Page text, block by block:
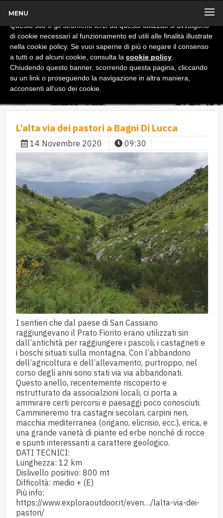
MENU
L’alta via dei pastori a Bagni Di Lucca
14 Novembre 2020 09:30
I sentieri che dal paese di San Cassiano
raggiungevano il Prato Fiorito erano utilizzati sin
dall’antichità per raggiungere i pascoli, i castagneti e
i boschi situati sulla montagna. Con l’abbandono
dell’agricoltura e dell’allevamento, purtroppo, nel
corso degli anni sono stati via via abbandonati.
Questo anello, recentemente riscoperto e
ristrutturato da associalzioni locali, ci porta a
ammirare certi percorsi e paesaggi poco conosciuti.
Cammineremo tra castagni secolari, carpini neri,
macchia mediterranea (origano, elicrisio, ecc.), erica, e
una grande varietà di piante ed erbe nonché di rocce
e spunti interessanti a carattere geologico.
DATI TECNICI:
Lunghezza: 12 km
Dislivello positivo: 800 mt
Difficoltà: medio + (E)
Più info:
https://www.exploraoutdoor.it/even…/lalta-via-dei-
pastori/
x
Informativa
Questo sito o gli strumenti terzi da questo utilizzati si avvalgono
di cookie necessari al funzionamento ed utili alle finalità illustrate
nella cookie policy. Se vuoi saperne di più o negare il consenso
a tutti o ad alcuni cookie, consulta la cookie policy
Chiudendo questo banner, scorrendo questa pagina, cliccando
su un link o proseguendo la navigazione in altra maniera,
acconsenti all’uso dei cookie.